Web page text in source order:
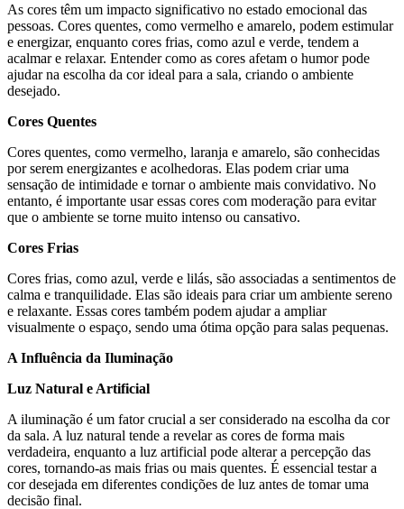
As cores têm um impacto significativo no estado emocional das
pessoas. Cores quentes, como vermelho e amarelo, podem estimular
e energizar, enquanto cores frias, como azul e verde, tendem a
acalmar e relaxar. Entender como as cores afetam o humor pode
ajudar na escolha da cor ideal para a sala, criando o ambiente
desejado.
Cores Quentes
Cores quentes, como vermelho, laranja e amarelo, são conhecidas
por serem energizantes e acolhedoras. Elas podem criar uma
sensação de intimidade e tornar o ambiente mais convidativo. No
entanto, é importante usar essas cores com moderação para evitar
que o ambiente se torne muito intenso ou cansativo.
Cores Frias
Cores frias, como azul, verde e lilás, são associadas a sentimentos de
calma e tranquilidade. Elas são ideais para criar um ambiente sereno
e relaxante. Essas cores também podem ajudar a ampliar
visualmente o espaço, sendo uma ótima opção para salas pequenas.
A Influência da Iluminação
Luz Natural e Artificial
A iluminação é um fator crucial a ser considerado na escolha da cor
da sala. A luz natural tende a revelar as cores de forma mais
verdadeira, enquanto a luz artificial pode alterar a percepção das
cores, tornando-as mais frias ou mais quentes. É essencial testar a
cor desejada em diferentes condições de luz antes de tomar uma
decisão final.